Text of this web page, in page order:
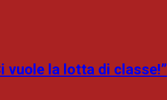
vuole la lotta di classe!”